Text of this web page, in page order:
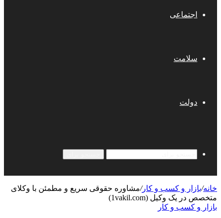
اجتماعی
سلامت
دولت
خانه/بازار و کسب و کار/مشاوره حقوقی سریع و مطمئن با وکلای
متخصص در یک وکیل (1vakil.com)
بازار و کسب و کار